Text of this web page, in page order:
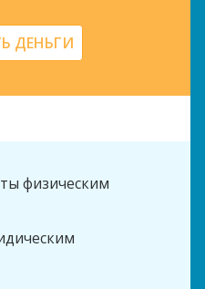
ДЕНЬГИ
физическим